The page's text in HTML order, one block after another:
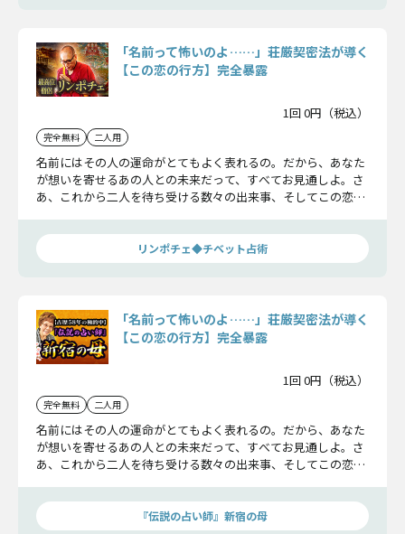
「名前って怖いのよ……」荘厳契密法が導く
【この恋の行方】完全暴露
1回 0円（税込）
完全無料 二人用
名前にはその人の運命がとてもよく表れるの。だから、あなた
が想いを寄せるあの人との未来だって、すべてお見通しよ。さ
あ、これから二人を待ち受ける数々の出来事、そしてこの恋の
リンポチェ◆チベット占術
「名前って怖いのよ……」荘厳契密法が導く
【この恋の行方】完全暴露
1回 0円（税込）
完全無料 二人用
名前にはその人の運命がとてもよく表れるの。だから、あなた
が想いを寄せるあの人との未来だって、すべてお見通しよ。さ
あ、これから二人を待ち受ける数々の出来事、そしてこの恋の
『伝説の占い師』新宿の母